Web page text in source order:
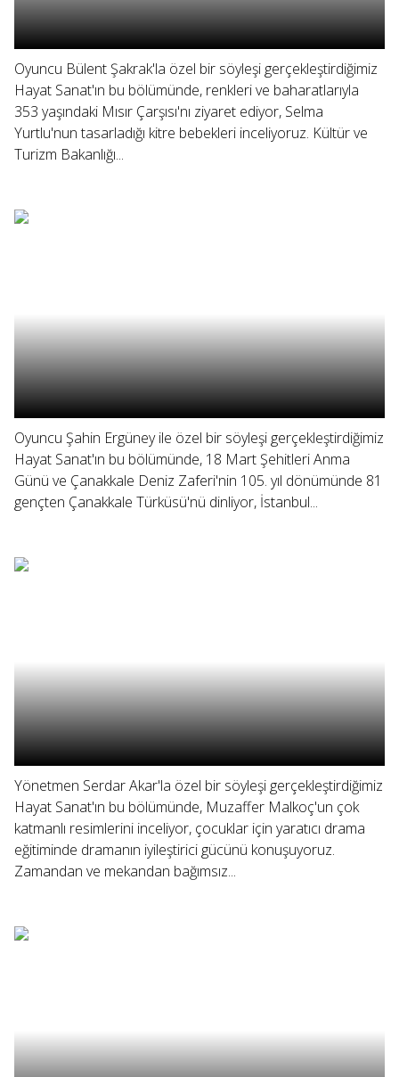
Oyuncu Bülent Şakrak'la özel bir söyleşi gerçekleştirdiğimiz
Hayat Sanat'ın bu bölümünde, renkleri ve baharatlarıyla
353 yaşındaki Mısır Çarşısı'nı ziyaret ediyor, Selma
Yurtlu'nun tasarladığı kitre bebekleri inceliyoruz. Kültür ve
Turizm Bakanlığı...
Oyuncu Şahin Ergüney ile özel bir söyleşi gerçekleştirdiğimiz
Hayat Sanat'ın bu bölümünde, 18 Mart Şehitleri Anma
Günü ve Çanakkale Deniz Zaferi'nin 105. yıl dönümünde 81
gençten Çanakkale Türküsü'nü dinliyor, İstanbul...
Yönetmen Serdar Akar'la özel bir söyleşi gerçekleştirdiğimiz
Hayat Sanat'ın bu bölümünde, Muzaffer Malkoç'un çok
katmanlı resimlerini inceliyor, çocuklar için yaratıcı drama
eğitiminde dramanın iyileştirici gücünü konuşuyoruz.
Zamandan ve mekandan bağımsız...